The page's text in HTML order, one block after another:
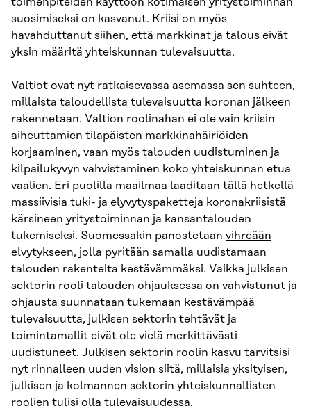
suosimiseksi on kasvanut. Kriisi on myös
havahduttanut siihen, että markkinat ja talous eivät
yksin määritä yhteiskunnan tulevaisuutta.
Valtiot ovat nyt ratkaisevassa asemassa sen suhteen,
millaista taloudellista tulevaisuutta koronan jälkeen
rakennetaan. Valtion roolinahan ei ole vain kriisin
aiheuttamien tilapäisten markkinahäiriöiden
korjaaminen, vaan myös talouden uudistuminen ja
kilpailukyvyn vahvistaminen koko yhteiskunnan etua
vaalien. Eri puolilla maailmaa laaditaan tällä hetkellä
massiivisia tuki- ja elyvytyspaketteja koronakriisistä
kärsineen yritystoiminnan ja kansantalouden
tukemiseksi. Suomessakin panostetaan vihreään
elvytykseen, jolla pyritään samalla uudistamaan
talouden rakenteita kestävämmäksi. Vaikka julkisen
sektorin rooli talouden ohjauksessa on vahvistunut ja
ohjausta suunnataan tukemaan kestävämpää
tulevaisuutta, julkisen sektorin tehtävät ja
toimintamallit eivät ole vielä merkittävästi
uudistuneet. Julkisen sektorin roolin kasvu tarvitsisi
nyt rinnalleen uuden vision siitä, millaisia yksityisen,
julkisen ja kolmannen sektorin yhteiskunnallisten
roolien tulisi olla tulevaisuudessa.